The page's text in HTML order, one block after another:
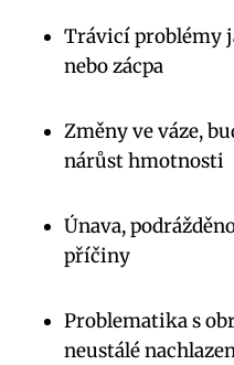
Trávicí problémy
nebo zácpa
Změny ve váze,
nárůst hmotnosti
Únava,
příčiny
Problematika s
neustálé